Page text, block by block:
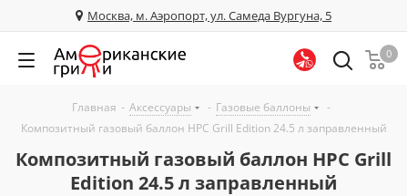
Москва, м. Аэропорт, ул. Самеда Вургуна, 5
0
Главная - Аксессуары - Газовые баллоны
-
Композитный газовый баллон HPC Grill Edition 24.5 л заправленный
Композитный газовый баллон HPC Grill
Edition 24.5 л заправленный